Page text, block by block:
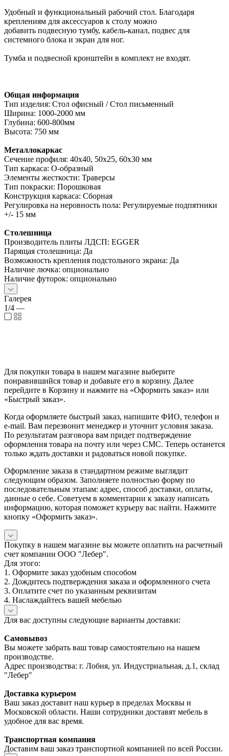
Удобный и функциональный рабочий стол. Благодаря
креплениям для аксессуаров к столу можно
добавить подвесную тумбу, кабель-канал, подвес для
системного блока и экран для ног.
Тумба и подвесной кронштейн в комплект не входят.
Общая информация
Тип изделия: Стол офисный / Стол письменный
Ширина: 1000-2000 мм
Глубина: 600-800мм
Высота: 750 мм
Металлокаркас
Сечение профиля: 40х40, 50х25, 60х30 мм
Тип каркаса: О-образный
Элементы жесткости: Траверсы
Тип покраски: Порошковая
Конструкция каркаса: Сборная
Регулировка на неровность пола: Регулируемые подпятники
+/- 15 мм
Столешница
Производитель плиты ЛДСП: EGGER
Парящая столешница: Да
Возможность крепления подстольного экрана: Да
Наличие лючка: опционально
Наличие футорок: опционально
Галерея
1/4 —
Для покупки товара в нашем магазине выберите
понравившийся товар и добавьте его в корзину. Далее
перейдите в Корзину и нажмите на «Оформить заказ» или
«Быстрый заказ».
Когда оформляете быстрый заказ, напишите ФИО, телефон и
e-mail. Вам перезвонит менеджер и уточнит условия заказа.
По результатам разговора вам придет подтверждение
оформления товара на почту или через СМС. Теперь останется
только ждать доставки и радоваться новой покупке.
Оформление заказа в стандартном режиме выглядит
следующим образом. Заполняете полностью форму по
последовательным этапам: адрес, способ доставки, оплаты,
данные о себе. Советуем в комментарии к заказу написать
информацию, которая поможет курьеру вас найти. Нажмите
кнопку «Оформить заказ».
Покупку в нашем магазине вы можете оплатить на расчетный
счет компании ООО "Лебер".
Для этого:
1. Оформите заказ удобным способом
2. Дождитесь подтверждения заказа и оформленного счета
3. Оплатите счет по указанным реквизитам
4. Наслаждайтесь вашей мебелью
Для вас доступны следующие варианты доставки:
Самовывоз
Вы можете забрать ваш товар самостоятельно на нашем
производстве.
Адрес производства: г. Лобня, ул. Индустриальная, д.1, склад
"Лебер"
Доставка курьером
Ваш заказ доставит наш курьер в пределах Москвы и
Московской области. Наши сотрудники доставят мебель в
удобное для вас время.
Транспортная компания
Доставим ваш заказ транспортной компанией по всей России.